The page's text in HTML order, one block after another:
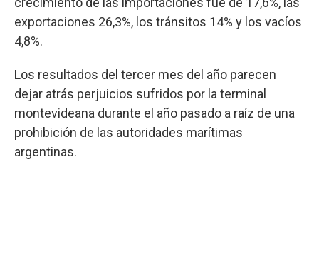
exportaciones 26,3%, los tránsitos 14% y los vacíos
4,8%.
Los resultados del tercer mes del año parecen
dejar atrás perjuicios sufridos por la terminal
montevideana durante el año pasado a raíz de una
prohibición de las autoridades marítimas
argentinas.